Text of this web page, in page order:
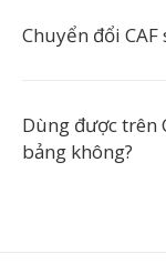
Chuyển đổi
Dùng được trên
bảng không?